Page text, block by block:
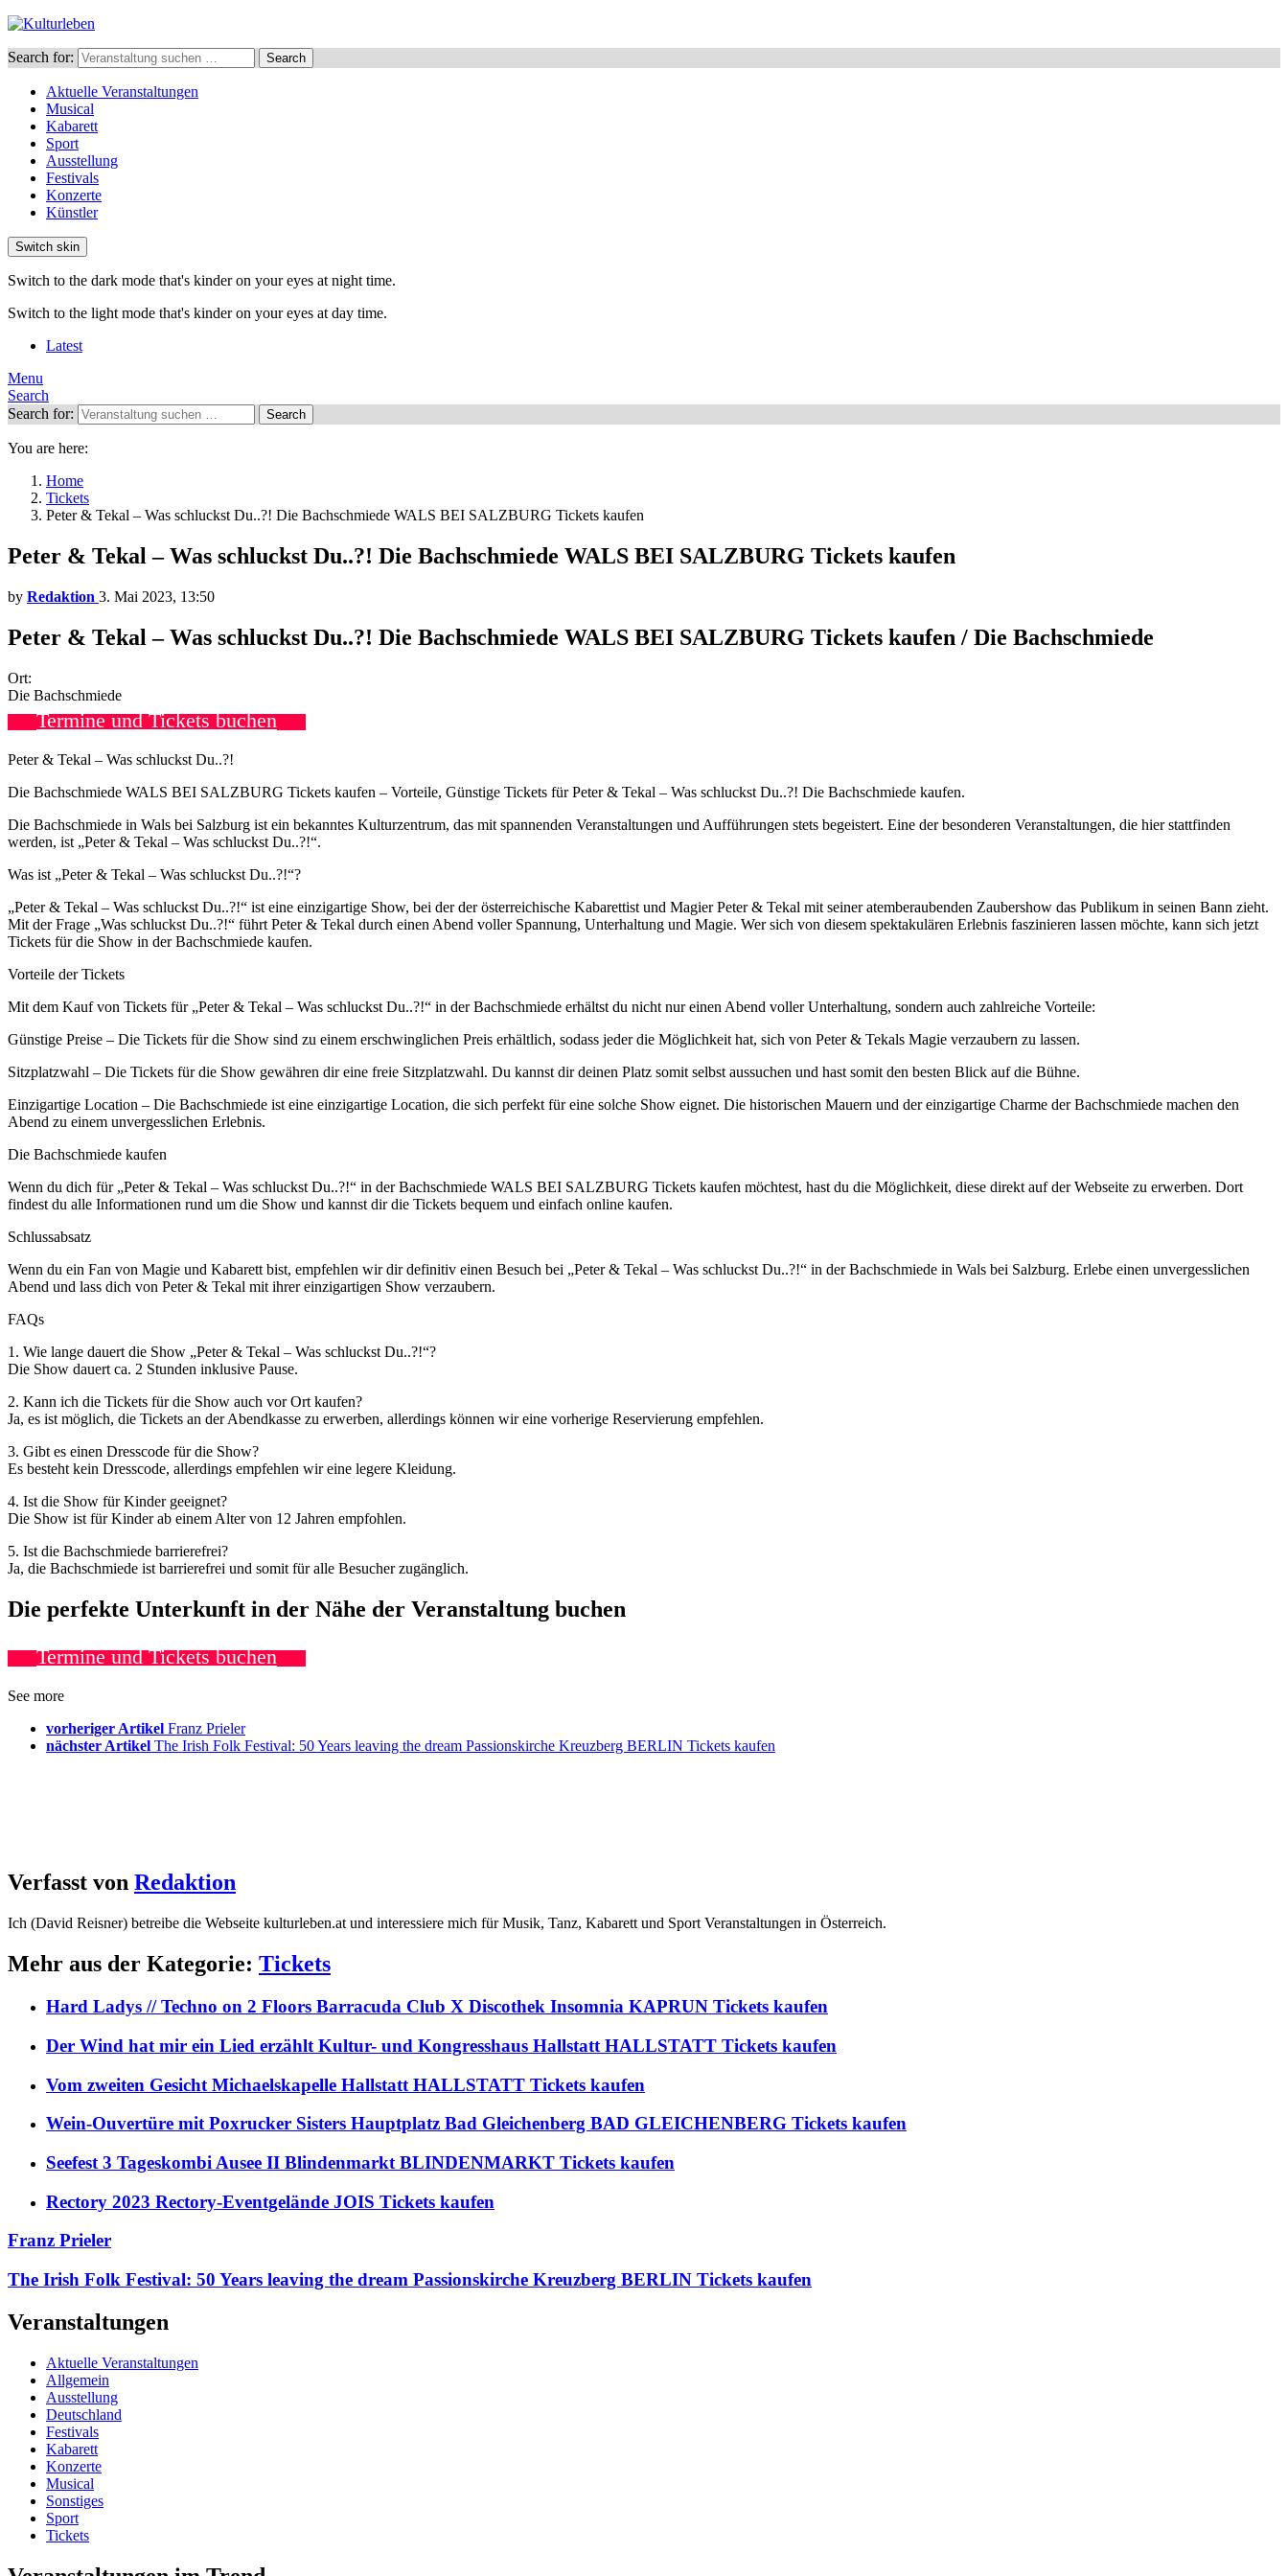
Search for: Search
Aktuelle Veranstaltungen
Musical
Kabarett
Sport
Ausstellung
Festivals
Konzerte
Künstler
Switch skin
Switch to the dark mode that's kinder on your eyes at night time.
Switch to the light mode that's kinder on your eyes at day time.
Latest
Menu
Search
Search for:
Search
You are here:
Home
Tickets
Peter & Tekal – Was schluckst Du..?! Die Bachschmiede WALS BEI SALZBURG Tickets kaufen
Peter & Tekal – Was schluckst Du..?! Die Bachschmiede WALS BEI SALZBURG Tickets kaufen
by Redaktion 3. Mai 2023, 13:50
Peter & Tekal – Was schluckst Du..?! Die Bachschmiede WALS BEI SALZBURG Tickets kaufen / Die Bachschmiede
Ort:
Die Bachschmiede
Termine und Tickets buchen
Peter & Tekal – Was schluckst Du..?!
Die Bachschmiede WALS BEI SALZBURG Tickets kaufen – Vorteile, Günstige Tickets für Peter & Tekal – Was schluckst Du..?! Die Bachschmiede kaufen.
Die Bachschmiede in Wals bei Salzburg ist ein bekanntes Kulturzentrum, das mit spannenden Veranstaltungen und Aufführungen stets begeistert. Eine der besonderen Veranstaltungen, die hier stattfinden
werden, ist „Peter & Tekal – Was schluckst Du..?!“.
Was ist „Peter & Tekal – Was schluckst Du..?!“?
„Peter & Tekal – Was schluckst Du..?!“ ist eine einzigartige Show, bei der der österreichische Kabarettist und Magier Peter & Tekal mit seiner atemberaubenden Zaubershow das Publikum in seinen Bann zieht.
Mit der Frage „Was schluckst Du..?!“ führt Peter & Tekal durch einen Abend voller Spannung, Unterhaltung und Magie. Wer sich von diesem spektakulären Erlebnis faszinieren lassen möchte, kann sich jetzt
Tickets für die Show in der Bachschmiede kaufen.
Vorteile der Tickets
Mit dem Kauf von Tickets für „Peter & Tekal – Was schluckst Du..?!“ in der Bachschmiede erhältst du nicht nur einen Abend voller Unterhaltung, sondern auch zahlreiche Vorteile:
Günstige Preise – Die Tickets für die Show sind zu einem erschwinglichen Preis erhältlich, sodass jeder die Möglichkeit hat, sich von Peter & Tekals Magie verzaubern zu lassen.
Sitzplatzwahl – Die Tickets für die Show gewähren dir eine freie Sitzplatzwahl. Du kannst dir deinen Platz somit selbst aussuchen und hast somit den besten Blick auf die Bühne.
Einzigartige Location – Die Bachschmiede ist eine einzigartige Location, die sich perfekt für eine solche Show eignet. Die historischen Mauern und der einzigartige Charme der Bachschmiede machen den
Abend zu einem unvergesslichen Erlebnis.
Die Bachschmiede kaufen
Wenn du dich für „Peter & Tekal – Was schluckst Du..?!“ in der Bachschmiede WALS BEI SALZBURG Tickets kaufen möchtest, hast du die Möglichkeit, diese direkt auf der Webseite zu erwerben. Dort
findest du alle Informationen rund um die Show und kannst dir die Tickets bequem und einfach online kaufen.
Schlussabsatz
Wenn du ein Fan von Magie und Kabarett bist, empfehlen wir dir definitiv einen Besuch bei „Peter & Tekal – Was schluckst Du..?!“ in der Bachschmiede in Wals bei Salzburg. Erlebe einen unvergesslichen
Abend und lass dich von Peter & Tekal mit ihrer einzigartigen Show verzaubern.
FAQs
1. Wie lange dauert die Show „Peter & Tekal – Was schluckst Du..?!“?
Die Show dauert ca. 2 Stunden inklusive Pause.
2. Kann ich die Tickets für die Show auch vor Ort kaufen?
Ja, es ist möglich, die Tickets an der Abendkasse zu erwerben, allerdings können wir eine vorherige Reservierung empfehlen.
3. Gibt es einen Dresscode für die Show?
Es besteht kein Dresscode, allerdings empfehlen wir eine legere Kleidung.
4. Ist die Show für Kinder geeignet?
Die Show ist für Kinder ab einem Alter von 12 Jahren empfohlen.
5. Ist die Bachschmiede barrierefrei?
Ja, die Bachschmiede ist barrierefrei und somit für alle Besucher zugänglich.
Die perfekte Unterkunft in der Nähe der Veranstaltung buchen
Termine und Tickets buchen
See more
vorheriger Artikel Franz Prieler
nächster Artikel The Irish Folk Festival: 50 Years leaving the dream Passionskirche Kreuzberg BERLIN Tickets kaufen
Verfasst von Redaktion
Ich (David Reisner) betreibe die Webseite kulturleben.at und interessiere mich für Musik, Tanz, Kabarett und Sport Veranstaltungen in Österreich.
Mehr aus der Kategorie: Tickets
Hard Ladys // Techno on 2 Floors Barracuda Club X Discothek Insomnia KAPRUN Tickets kaufen
Der Wind hat mir ein Lied erzählt Kultur- und Kongresshaus Hallstatt HALLSTATT Tickets kaufen
Vom zweiten Gesicht Michaelskapelle Hallstatt HALLSTATT Tickets kaufen
Wein-Ouvertüre mit Poxrucker Sisters Hauptplatz Bad Gleichenberg BAD GLEICHENBERG Tickets kaufen
Seefest 3 Tageskombi Ausee II Blindenmarkt BLINDENMARKT Tickets kaufen
Rectory 2023 Rectory-Eventgelände JOIS Tickets kaufen
Franz Prieler
The Irish Folk Festival: 50 Years leaving the dream Passionskirche Kreuzberg BERLIN Tickets kaufen
Veranstaltungen
Aktuelle Veranstaltungen
Allgemein
Ausstellung
Deutschland
Festivals
Kabarett
Konzerte
Musical
Sonstiges
Sport
Tickets